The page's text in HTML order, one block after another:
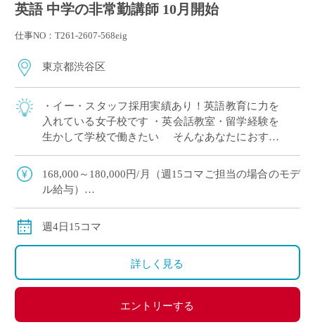
英語 中学の非常勤講師 10月開始
仕事NO：T261-2607-568eig
東京都渋谷区
・イー・スタッフ採用実績あり！英語教育に力を
入れている女子校です ・英会話教室・留学経験を
生かして学校で働きたい そんなあなたにおすす
168,000～180,000円/月（週15コマご担当の場合のモデ
ル給与）
※交通費別途支給
週4日15コマ
詳しく見る
エントリーする